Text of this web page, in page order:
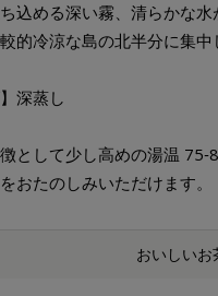
込める深い霧、清らかな水
的冷涼な島の北半分に集中
深蒸し
として少し高めの湯温
おたのしみいただけます。
おいしいお